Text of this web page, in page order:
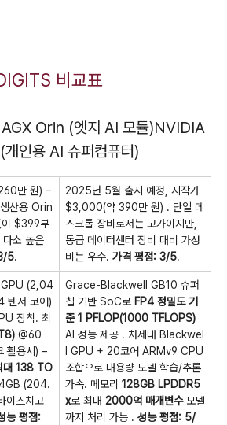
비교표
Orin (엣지 AI 모듈)NVIDIA
(개인용 AI 슈퍼컴퓨터)
만 원) –
산용 Orin
이 $399부
다소 높은
5.
2025년 5월 출시 예정, 시작가
$3,000(약 390만 원) . 단일 데
스크톱 장비로서는 고가이지만,
동급 데이터센터 장비 대비 가성
비는 우수. 가격 평점: 3/5.
GPU (2,04
텐서 코어)
장착. 최
@60
활용시) –
대 138 TO
(204.
이스치고
능 평점:
Grace-Blackwell GB10 슈퍼
칩 기반 SoC로 FP4 정밀도 기
준 1 PFLOP(1000 TFLOPS)
AI 성능 제공 . 차세대 Blackwel
l GPU + 20코어 ARMv9 CPU
조합으로 대용량 모델 학습/추론
가속. 메모리 128GB LPDDR5
x로 최대 2000억 매개변수모델
까지 처리 가능 . 성능 평점: 5/